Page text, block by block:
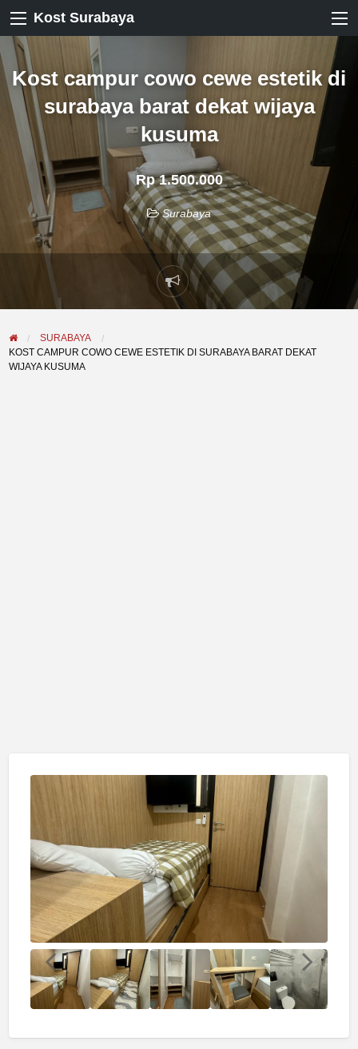
Kost Surabaya
Kost campur cowo cewe estetik di
surabaya barat dekat wijaya
kusuma
Rp 1.500.000
Surabaya
Laporkan
masalah
SURABAYA
KOST CAMPUR COWO CEWE ESTETIK DI SURABAYA BARAT DEKAT
WIJAYA KUSUMA